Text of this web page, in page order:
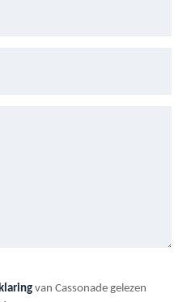
van Cassonade gelezen